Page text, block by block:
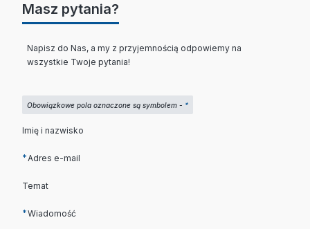
Masz pytania?
Napisz do Nas, a my z przyjemnością odpowiemy na
wszystkie Twoje pytania!
Obowiązkowe pola oznaczone są symbolem - *
Imię i nazwisko
*Adres e-mail
Temat
*Wiadomość